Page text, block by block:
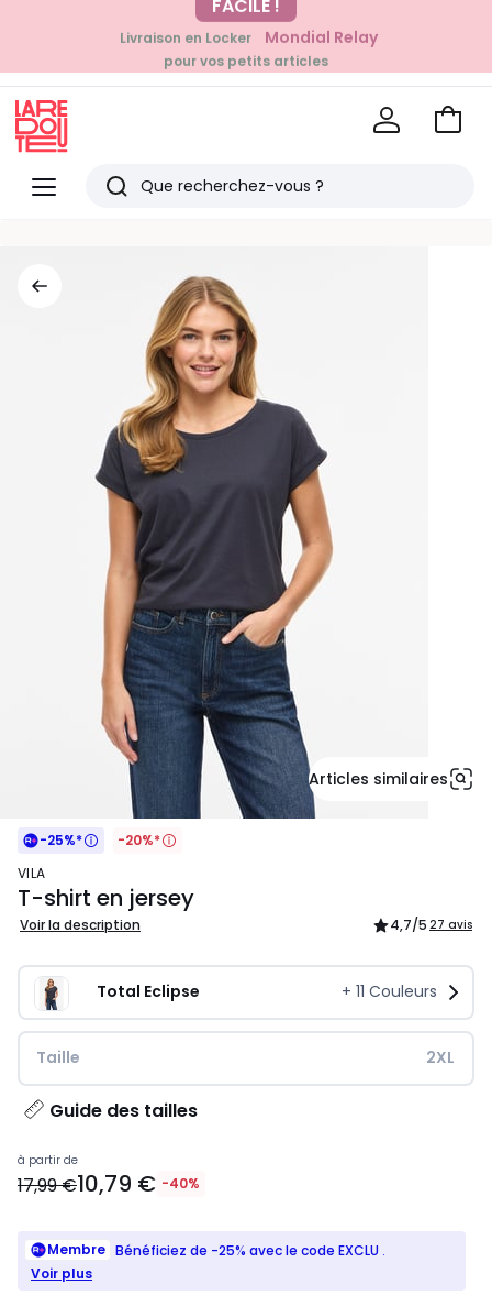
EN CE MOMENT
-20% dès 39€*
Livraison en Locker Mondial Relay
pour vos petits articles
Menu
Redoute
Rechercher
Voir
Articles similaires
-25%*
-20%*
VILA
T-shirt en jersey
Voir la description 4,7/5 27 avis
Total Eclipse + 11 Couleurs
Taille 2XL
Guide des tailles
17,99
€.
à partir de
17,99 €10,79 € -40%
Membre Bénéficiez de -25% avec le code EXCLU .
Voir plus